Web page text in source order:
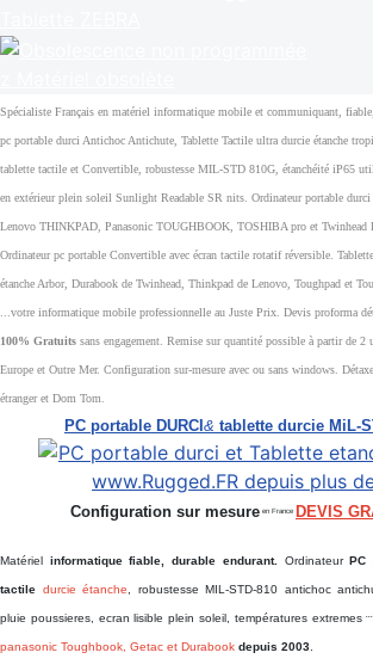
Spécialiste Français en matériel informatique mobile et communiquant,
pc portable durci Antichoc Antichute, Tablette Tactile ultra durcie étanche
tablette tactile et Convertible, robustesse MIL-STD 810G, étanchéité iP65
en extérieur plein soleil Sunlight Readable SR nits. Ordinateur portable
Lenovo THINKPAD, Panasonic TOUGHBOOK, TOSHIBA pro et
Ordinateur pc portable Convertible avec écran tactile rotatif réversible.
étanche Arbor, Durabook de Twinhead, Thinkpad de Lenovo, Toughpad et
...votre informatique mobile professionnelle au Juste Prix. Devis proforma
100% Gratuits sans engagement. Remise sur quantité possible à partir de 2
Europe et Outre Mer. Configuration sur-mesure avec ou sans windows.
étranger et Dom Tom.
PC portable DURCI& tablette durcie MiL-
Configuration sur mesure en France DEVIS
Matériel informatique fiable, durable endurant. OrdinateurPC
tactile durcie étanche , robustesse MIL-STD-810 antichoc
pluie poussieres, ecran lisible plein soleil, températures extremes
panasonic Toughbook, Getac et Durabook depuis 2003